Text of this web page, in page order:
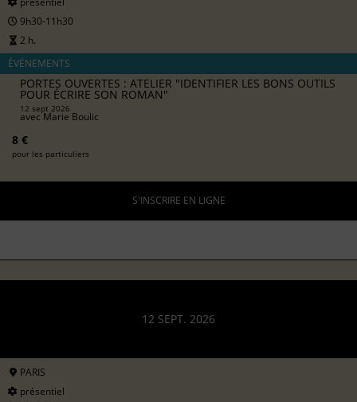
9h30-11h30
2 h.
ÉVÉNEMENTS
PORTES OUVERTES : ATELIER "IDENTIFIER LES BONS OUTILS
POUR ÉCRIRE SON ROMAN"
12 sept 2026
avecMarie Boulic
8 €
pour les particuliers
S'INSCRIRE EN LIGNE
12 SEPT. 2026
PARIS
présentiel